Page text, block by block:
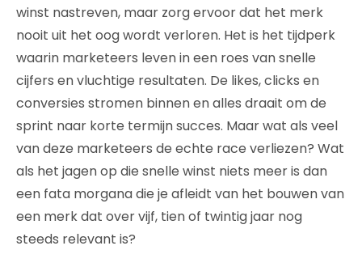
winst nastreven, maar zorg ervoor dat het merk
nooit uit het oog wordt verloren. Het is het tijdperk
waarin marketeers leven in een roes van snelle
cijfers en vluchtige resultaten. De likes, clicks en
conversies stromen binnen en alles draait om de
sprint naar korte termijn succes. Maar wat als veel
van deze marketeers de echte race verliezen? Wat
als het jagen op die snelle winst niets meer is dan
een fata morgana die je afleidt van het bouwen van
een merk dat over vijf, tien of twintig jaar nog
steeds relevant is?